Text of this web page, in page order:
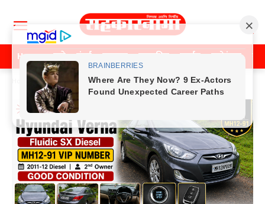
Home पुणे मुंबई महाराष्ट्र राजकीय क्राईम मनोरंजन
Previos News